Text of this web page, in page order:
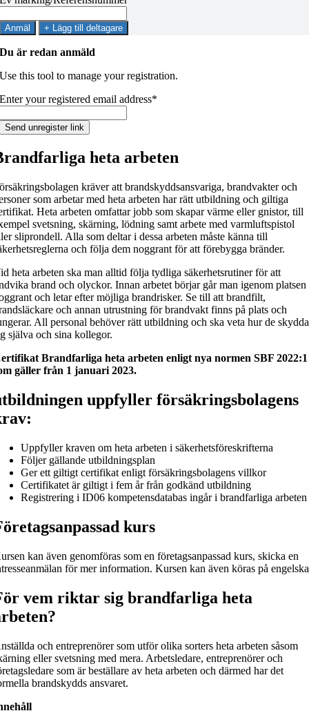
Anmäl + Lägg till deltagare
Du är redan anmäld
Use this tool to manage your registration.
Enter your registered email address*
heta arbeten
kräver att brandskyddsansvariga, brandvakter och
som arbetar med heta arbeten har rätt utbildning och giltiga
Heta arbeten omfattar jobb som skapar värme eller gnistor, till
svetsning, skärning, lödning samt arbete med varmluftspistol
sliprondell. Alla som deltar i dessa arbeten måste känna till
och följa dem noggrant för att förebygga bränder.
heta arbeten ska man alltid följa tydliga säkerhetsrutiner för att
brand och olyckor. Innan arbetet börjar går man igenom platsen
och letar efter möjliga brandrisker. Se till att brandfilt,
och annan utrustning för brandvakt finns på plats och
All personal behöver rätt utbildning och ska veta hur de
själva och sina kollegor.
Brandfarliga heta arbeten enligt nya normen SBF 2022:1
gäller från 1 januari 2023.
uppfyller försäkringsbolagens
Uppfyller kraven om heta arbeten i säkerhetsföreskrifterna
Följer gällande utbildningsplan
Ger ett giltigt certifikat enligt försäkringsbolagens villkor
Certifikatet är giltigt i fem år från godkänd utbildning
Registrering i ID06 kompetensdatabas ingår i brandfarliga arbeten
kurs
kan även genomföras som en företagsanpassad kurs, skicka en
för mer information. Kursen kan även köras på
vem riktar sig brandfarliga heta
och entreprenörer som utför olika sorters heta arbeten såsom
eller svetsning med mera. Arbetsledare, entreprenörer och
som är beställare av heta arbeten och därmed har det
brandskydds ansvaret.